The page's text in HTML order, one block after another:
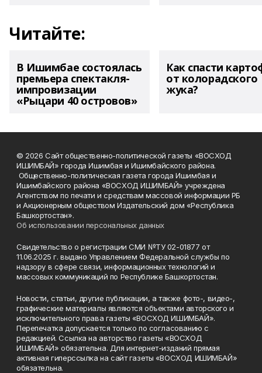
Читайте:
В Ишимбае состоялась
премьера спектакля-
импровизации
«Рыцари 40 островов»
Как спасти
от колорадского
жука?
© 2026 Сайт общественно-политической газеты «ВОСХОД
ИШИМБАЙ» города Ишимбая и Ишимбайского района.
Общественно-политическая газета города Ишимбая и
Ишимбайского района «ВОСХОД ИШИМБАЙ» учреждена
Агентством по печати и средствам массовой информации РБ
и Акционерным обществом Издательский дом «Республика
Башкортостан».
Об использовании персональных данных
Свидетельство о регистрации СМИ №ТУ 02-01877 от
11.06.2025 г. выдано Управлением Федеральной службы по
надзору в сфере связи, информационных технологий и
массовых коммуникаций по Республике Башкортостан.
Новости, статьи, другие публикации, а также фото-, видео-,
графические материалы являются объектами авторского и
исключительного права газеты «ВОСХОД ИШИМБАЙ».
Перепечатка допускается только по согласованию с
редакцией. Ссылка на авторство газеты «ВОСХОД
ИШИМБАЙ» обязательна. Для интернет-изданий прямая
активная гиперссылка на сайт газеты «ВОСХОД ИШИМБАЙ»
обязательна.